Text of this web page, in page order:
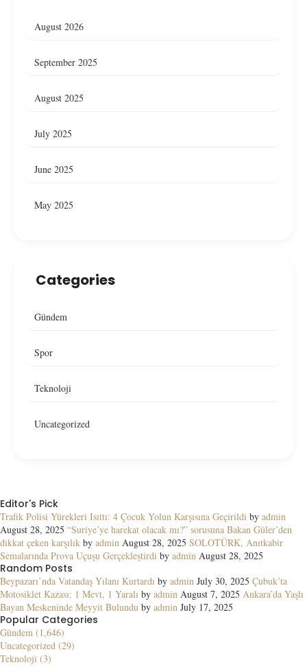
August 2026
September 2025
August 2025
July 2025
June 2025
May 2025
Categories
Gündem
Spor
Teknoloji
Uncategorized
Editor's Pick
Trafik Polisi Yürekleri Isıttı: 4 Çocuk Yolun Karşısına Geçirildi by admin
August 28, 2025 “Suriye’ye harekat olacak mı?” sorusuna Bakan Güler’den
dikkat çeken karşılık by admin August 28, 2025 SOLOTÜRK, Anıtkabir
Semalarında Prova Uçuşu Gerçekleştirdi by admin August 28, 2025
Random Posts
Beypazarı’nda Vatandaş Yılanı Kurtardı by admin July 30, 2025 Çubuk’ta
Motosiklet Kazası: 1 Mevt, 1 Yaralı by admin August 7, 2025 Ankara’da Yaşlı
Bayan Meskeninde Meyyit Bulundu by admin July 17, 2025
Popular Categories
Gündem (1,646)
Uncategorized (29)
Teknoloji (3)